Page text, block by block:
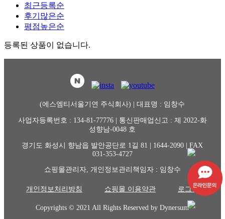
최근등록순
후기많은순
평점높은순
등록된 상품이 없습니다.
(에스엠티서울기연 주식회사) | 대표명 : 임창수
사업자등록번호 : 134-81-77776 | 통신판매업신고 : 제 2022-화
성향남-0048 호
경기도 화성시 향남읍 발안공단로 1길 81 |
1644-2090 | FAX
031-353-4727
쇼핑몰관리자, 개인정보관리책임자 : 임창수
개인정보처리방침 쇼핑몰 이용약관 로그인
Copyrights © 2021 All Rights Reserved by Dynersum